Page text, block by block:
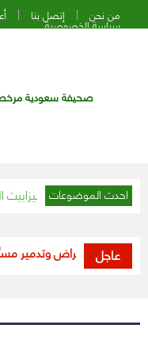
من نحن إتصل بنا
سياسة الخصوصية
صحيفة سعودية
احدث الموضوعات
زوج الملكة إليزابيث
عاجلاعتراض وتدمير مسيَّرة